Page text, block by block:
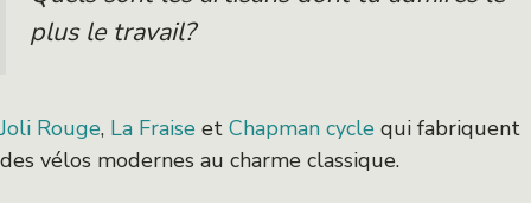
plus le travail?
Joli Rouge, La Fraise et Chapman cycle qui fabriquent
des vélos modernes au charme classique.